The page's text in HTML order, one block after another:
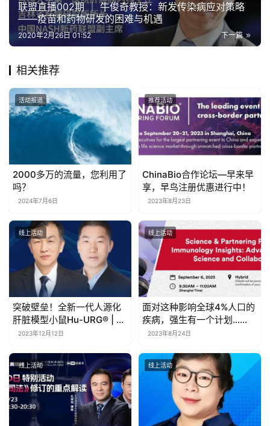
联盟直播002期 ｜ 牛俊奇教授：新发传染病应对策略
——疫苗和药物研发的困难与机遇
下一篇
2020年2月26日 01:52
相关推荐
活动报道
2000多万的流量，您利用了
吗？
2024年7月6日
推荐活动
ChinaBio合作论坛—早来早
享，早鸟注册优惠进行中！
2023年8月23日
线上活动
突破壁垒！全新一代人源化
肝脏模型小鼠Hu-URG® | 药
时代直播间
2023年12月12日
线上活动
面对这种影响全球4%人口的
疾病，强生有一个计划……
2023年8月24日
线上活动 线上活动